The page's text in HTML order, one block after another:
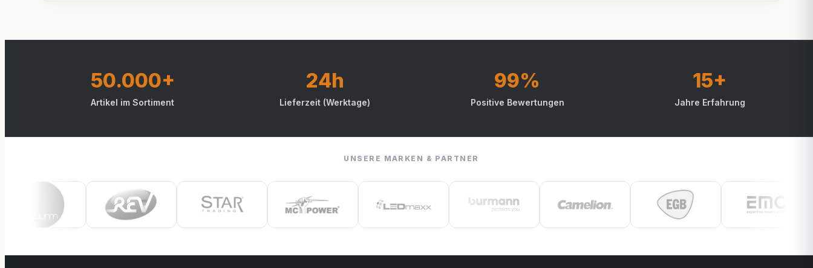
50.000+
Artikel im Sortiment
24h
Lieferzeit (Werktage)
99%
Positive Bewertungen
15+
Jahre Erfahrung
UNSERE MARKEN & PARTNER